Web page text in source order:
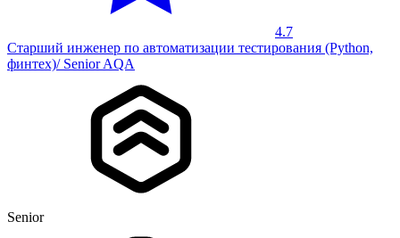
4.7
Старший инженер по автоматизации тестирования (Python,
финтех)/ Senior AQA
Senior